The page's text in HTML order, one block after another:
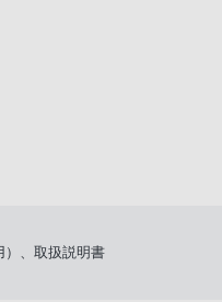
）、取扱説明書